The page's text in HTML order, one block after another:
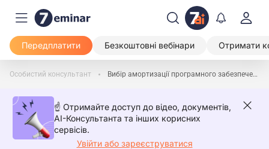
Передплатити Безкоштовні вебінари Отримати
Особистий консультант Вибір амортизації програмного забезпечення для будівельної організації
☝️ Отримайте доступ до відео, документів,
AI-Консультанта та інших корисних
сервісів.
Увійти або зареєструватися